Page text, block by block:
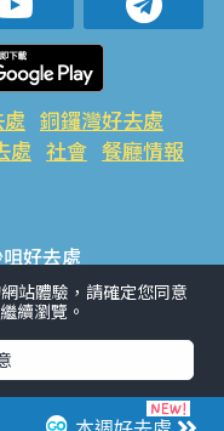
銅鑼灣好去處
處 社會 餐廳情報
好去處
旺角好去處 社會
社群熱話
#限時搶
站體驗，請確定您同意
續瀏覽。